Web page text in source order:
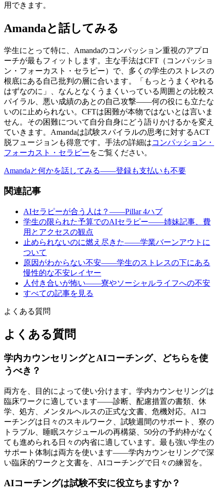
用できます。
Amandaと話してみる
学生にとって特に、Amandaのコンパッション重視のアプロ
ーチが最もフィットします。主な手法はCFT（コンパッショ
ン・フォーカスト・セラピー）で、多くの学生のストレスの
根底にある自己批判の層に合います。「もっとうまくやれる
はずなのに」、なんとなくうまくいっている周囲との比較ス
パイラル、悪い成績のあとの自己攻撃——何の役にも立たな
いのに止められない。CFTは困難が本物ではないとは言いま
せん。その困難について自分自身にどう語りかけるかを変え
ていきます。Amandaは試験スパイラルの思考に対するACT
脱フュージョンも得意です。手法の詳細はコンパッション・
フォーカスト・セラピーをご覧ください。
Amandaと何かを話してみる——登録も支払いも不要
関連記事
AIセラピーが合う人は？——Pillar 4ハブ
学生の限られた予算でのAIセラピー——姉妹記事、費
用とアクセスの観点
止められないのに燃え尽きた——学業バーンアウトに
ついて
原因がわからない不安——学生のストレスの下にある
慢性的な不安レイヤー
人付き合いが怖い——寮やソーシャルライフへの不安
すべての記事を見る
よくある質問
よくある質問
学内カウンセリングとAIコーチング、どちらを使
うべき？
両方を、目的によって使い分けます。学内カウンセリングは
臨床ワークに適しています——診断、配慮措置の書類、休
学、処方、メンタルヘルスの正式な文書、危機対応。AIコ
ーチングは日々のスキルワーク、試験週間のサポート、寮の
トラブル、睡眠スケジュールの再構築、50分の予約枠がなく
ても進められる日々の内省に適しています。最も強い学生の
サポート体制は両方を使います——学内カウンセリングで深
い臨床的ワークと文書を、AIコーチングで日々の練習を。
AIコーチングは試験不安に役立ちますか？